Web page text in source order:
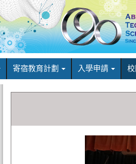
寄宿教育計劃 入學申請